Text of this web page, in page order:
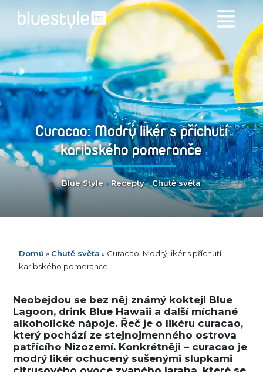
Curacao: Modrý likér s příchutí
karibského pomeranče
Blue Style•Recepty•Chutě světa
Domů » Chutě světa » Curacao: Modrý likér s příchutí
karibského pomeranče
Neobejdou se bez něj známý koktejl Blue
Lagoon, drink Blue Hawaii a další míchané
alkoholické nápoje. Řeč je o likéru curacao,
který pochází ze stejnojmenného ostrova
patřícího Nizozemí. Konkrétněji – curacao je
modrý likér ochucený sušenými slupkami